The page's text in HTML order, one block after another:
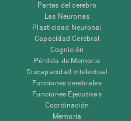
Partes del cerebro
Las Neuronas
Plasticidad Neuronal
Capacidad Cerebral
Cognición
Pérdida de Memoria
Discapacidad Intelectual
Funciones cerebrales
Funciones Ejecutivas
Coordinación
Memoria